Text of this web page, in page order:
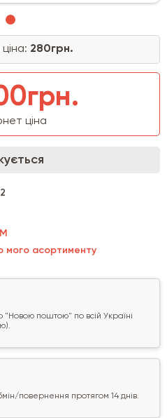
280грн.
ціна
мого асортименту
"Новою поштою" по всій Україні
повернення протягом 14 днів.